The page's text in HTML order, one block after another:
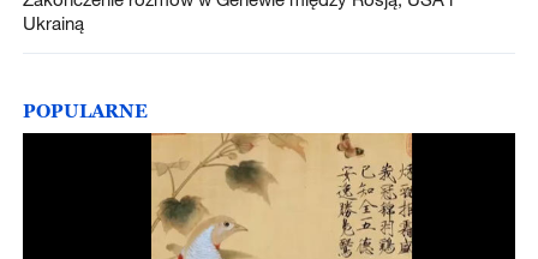
Ukrainą
POPULARNE